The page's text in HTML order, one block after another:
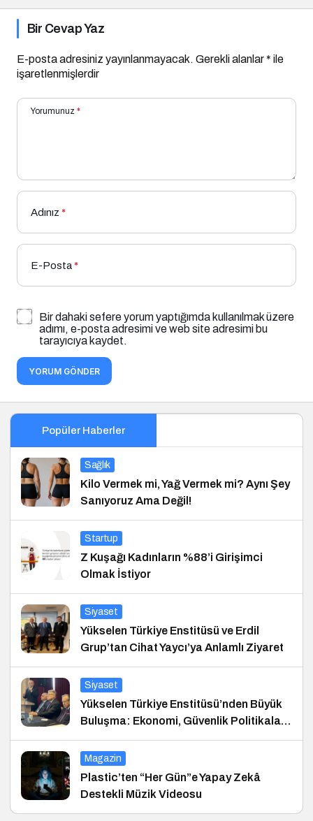
Bir Cevap Yaz
E-posta adresiniz yayınlanmayacak. Gerekli alanlar* ile
işaretlenmişlerdir
Yorumunuz *
Adınız *
E-Posta*
Bir dahaki sefere yorum yaptığımda kullanılmak üzere
adımı, e-posta adresimi ve web site adresimi bu
tarayıcıya kaydet.
YORUM GÖNDER
Popüler Haberler
Sağlık
Kilo Vermek mi, Yağ Vermek mi? Aynı Şey
Sanıyoruz Ama Değil!
Startup
Z Kuşağı Kadınların %88’i Girişimci
Olmak İstiyor
Siyaset
Yükselen Türkiye Enstitüsü ve Erdil
Grup’tan Cihat Yaycı’ya Anlamlı Ziyaret
Siyaset
Yükselen Türkiye Enstitüsü’nden Büyük
Buluşma: Ekonomi, Güvenlik Politikaları
ve Hukuk Konferansı
Magazin
Plastic’ten “Her Gün”e Yapay Zekâ
Destekli Müzik Videosu